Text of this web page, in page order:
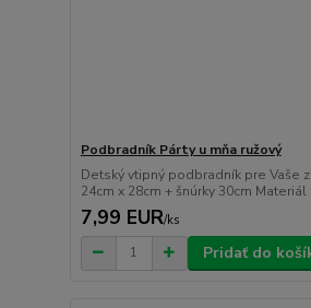
Podbradník Párty u mňa ružový
Detský vtipný podbradník pre Vaše
24cm x 28cm + šnúrky 30cm
7,99 EUR/ks
Pridať do